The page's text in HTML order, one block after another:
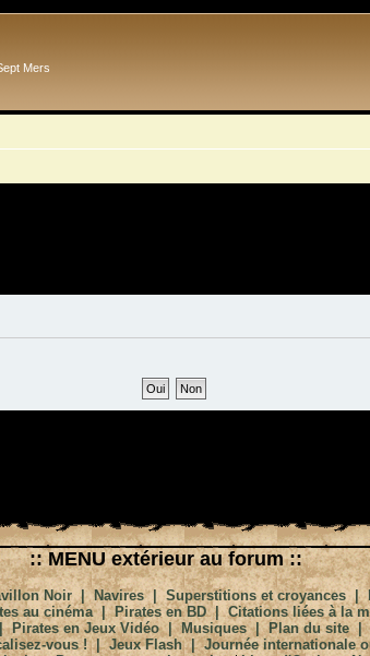
Mers
:: MENU extérieur au forum ::
Noir|Navires|Superstitions et croyances|
au cinéma|Pirates en BD|Citations liées à la
Pirates en Jeux Vidéo|Musiques|Plan du site|
vous !|Jeux Flash|Journée internationale